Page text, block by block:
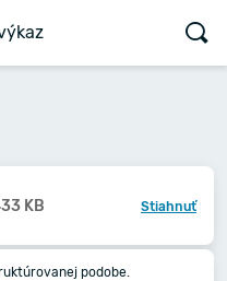
KB Stiahnuť
podobe.